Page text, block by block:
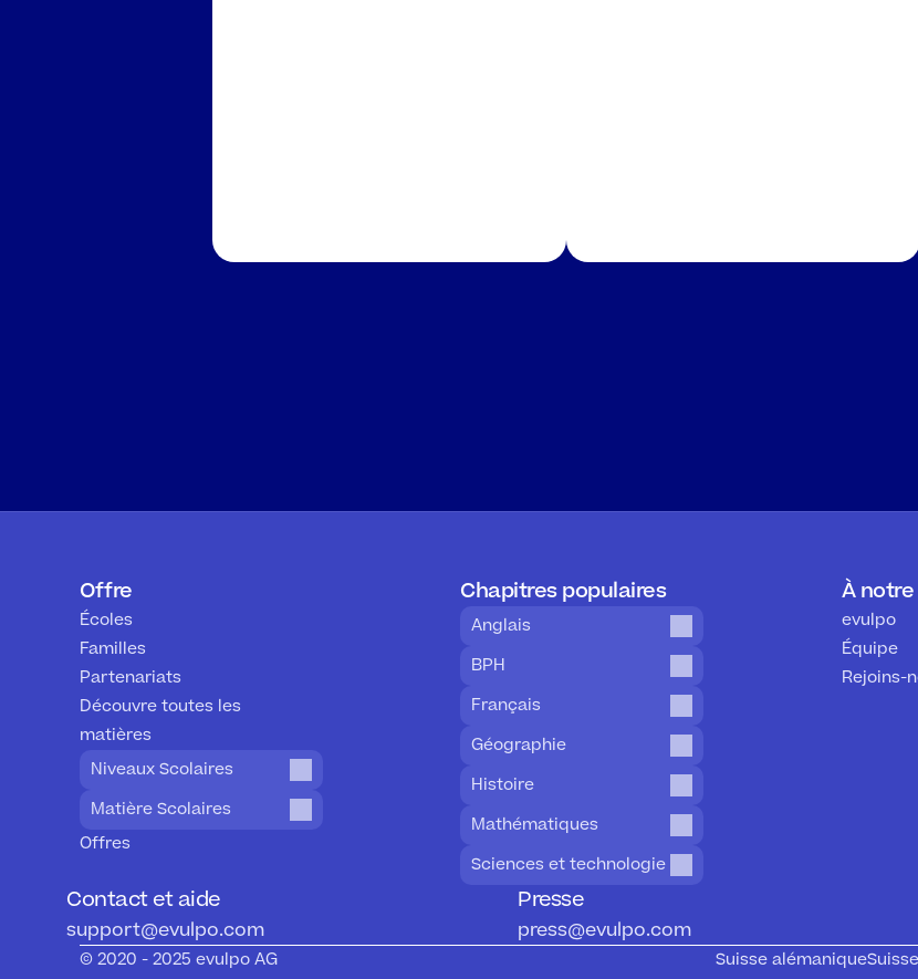
Offre
Écoles
Familles
Partenariats
Découvre toutes les
matières
Niveaux Scolaires
Matière Scolaires
Offres
Chapitres populaires
Anglais
BPH
Français
Géographie
Histoire
Mathématiques
Sciences et technologie
À
evulpo
Équipe
Rejoins-
Contact et aide
support@evulpo.com
Presse
press@evulpo.com
© 2020 - 2025 evulpo AG Suisse alémanique